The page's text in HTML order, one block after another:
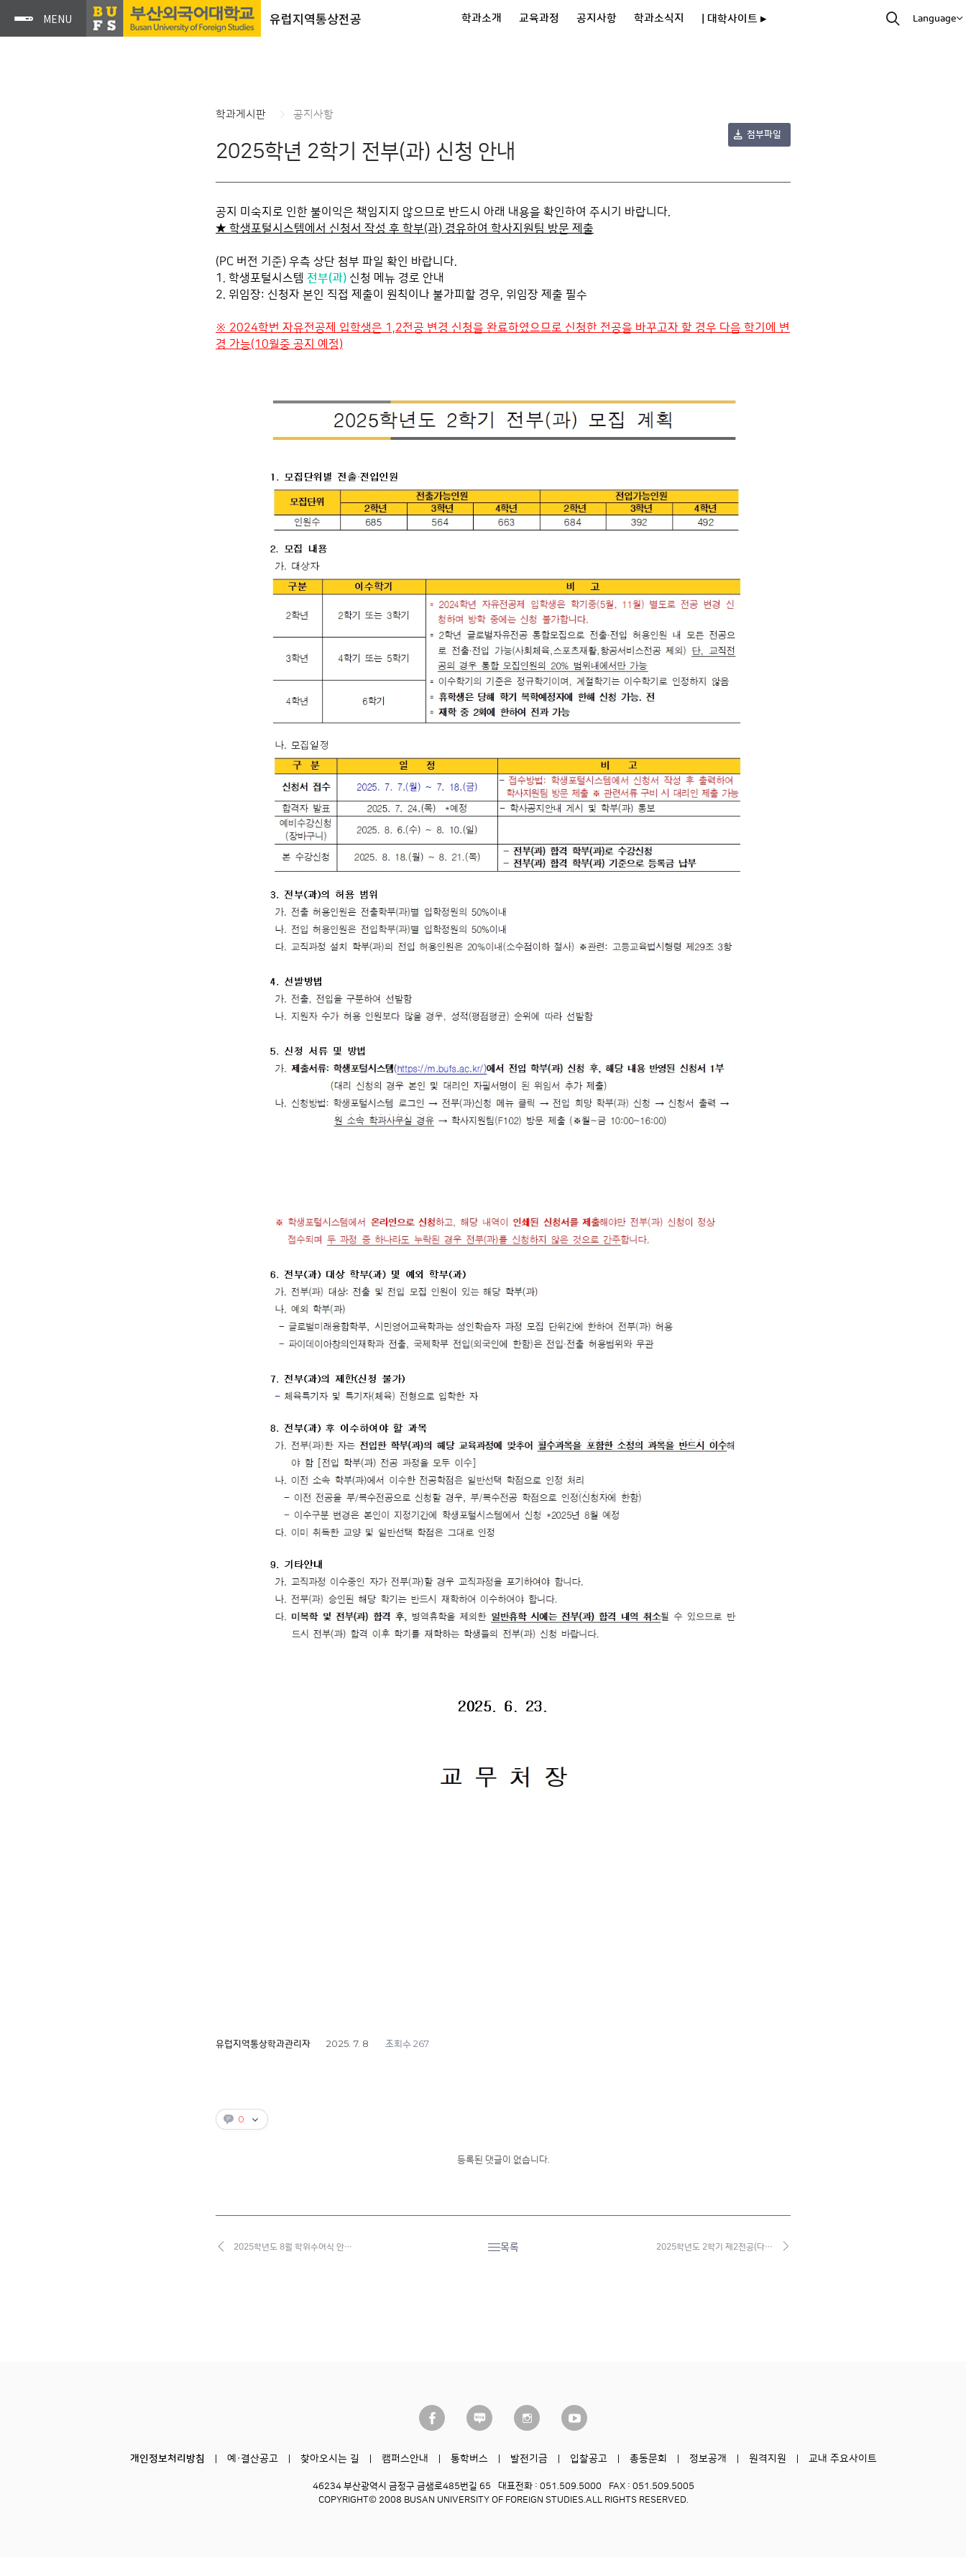
유럽지역통상전공 학과소개 교육과정 공지사항 학과소식지 | 대학사이트 ▸ Language
학과게시판 공지사항
2025학년 2학기 전부(과) 신청 안내
첨부파일
공지 미숙지로 인한 불이 익은 책임지지 않으므로 반드시 아래 내용을 확인하여 주시기 바랍니다.
★ 학생포털시스템에서 신청서 작성 후 학부(과) 경유하여 학사지원팀 방문 제출
(PC 버전 기준) 우측 상단 첨부 파일 확인 바랍니다.
1. 학생포털시스템 전부(과) 신청 메뉴 경로 안내
2. 위임장: 신청자 본인 직접 제출이 원칙이나 불가피할 경우, 위임장 제출 필수
※ 2024학번 자유전공제 입학생은 1,2전공 변경 신청을 완료하였으므로 신청한 전공을 바꾸고자 할 경우 다음 학기에 변
경 가능(10월중 공지 예정)
유럽지역통상학과관리자 2025. 7. 8 조회수 267
0
등록된 댓글이 없습니다.
2025학년도 8월 학위수여식 안… 목록 2025학년도 2학기 제2전공(다…
개인정보처리방침 예·결산공고 찾아오시는 길 캠퍼스안내 통학버스 발전기금 입찰공고 총동문회 정보공개 원격지원 교내 주요사이트
46234 부산광역시 금정구 금샘로485번길 65 대표전화 : 051.509.5000
FAX : 051.509.5005
COPYRIGHT© 2008 BUSAN UNIVERSITY OF FOREIGN STUDIES.ALL RIGHTS RESERVED.